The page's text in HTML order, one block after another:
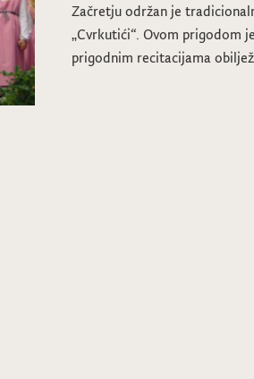
Začretju održan je
„Cvrkutići“. Ovom prigodom
prigodnim recitacijama